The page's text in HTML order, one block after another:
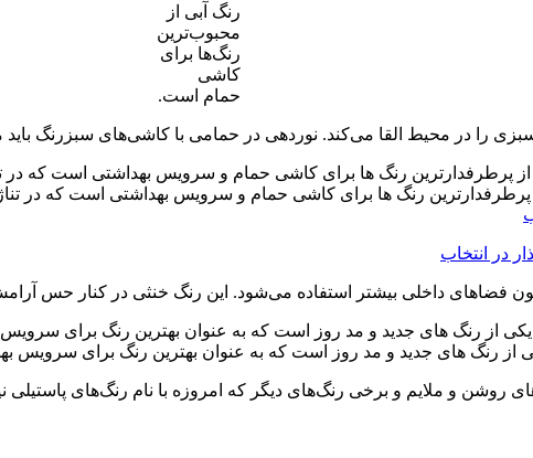
رنگ آبی از
محبوب‌ترین
رنگ‌ها برای
کاشی
حمام است.
را در محیط القا می‌کند. نوردهی در حمامی با کاشی‌های سبزرنگ
پرطرفدارترین رنگ ها برای کاشی حمام و سرویس بهداشتی است که در
فضاهای داخلی بیشتر استفاده می‌شود. این رنگ خنثی در کنار حس
رنگ های جدید و مد روز است که به عنوان بهترین رنگ برای سرویس
روشن و ملایم و برخی رنگ‌های دیگر که امروزه با نام رنگ‌های